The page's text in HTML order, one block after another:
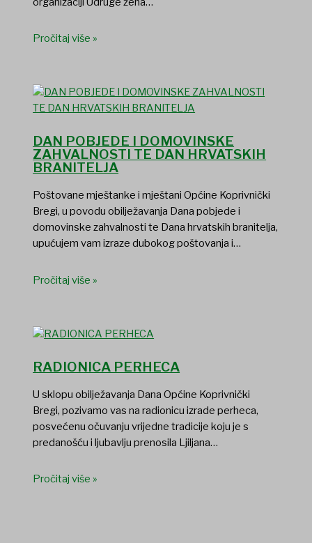
Pročitaj više »
DAN POBJEDE I DOMOVINSKE
ZAHVALNOSTI TE DAN HRVATSKIH
BRANITELJA
Poštovane mještanke i mještani Općine Koprivnički
Bregi, u povodu obilježavanja Dana pobjede i
domovinske zahvalnosti te Dana hrvatskih branitelja,
upućujem vam izraze dubokog poštovanja i…
Pročitaj više »
RADIONICA PERHECA
U sklopu obilježavanja Dana Općine Koprivnički
Bregi, pozivamo vas na radionicu izrade perheca,
posvećenu očuvanju vrijedne tradicije koju je s
predanošću i ljubavlju prenosila Ljiljana…
Pročitaj više »